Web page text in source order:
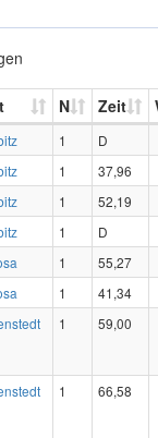
N Zeit
1
D
1
37,96
1
52,19
1
D
1
55,27
1
41,34
1 59,00
1 66,58